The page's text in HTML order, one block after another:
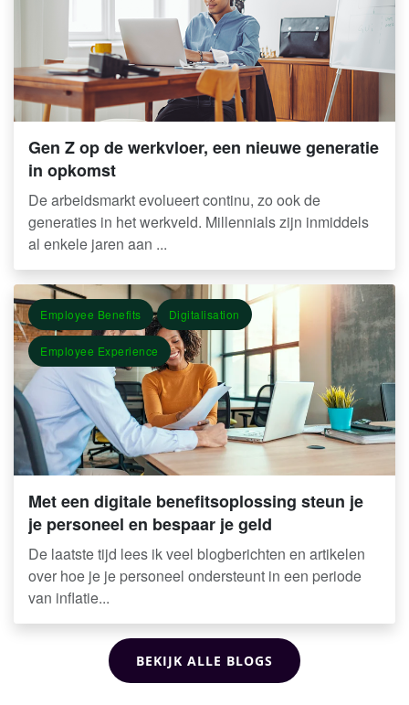
Gen Z op de werkvloer, een nieuwe generatie
in opkomst
De arbeidsmarkt evolueert continu, zo ook de
generaties in het werkveld. Millennials zijn inmiddels
al enkele jaren aan ...
Employee Benefits Digitalisation
Employee Experience
Met een digitale benefitsoplossing steun je
je personeel en bespaar je geld
De laatste tijd lees ik veel blogberichten en artikelen
over hoe je je personeel ondersteunt in een periode
van inflatie...
BEKIJK ALLE BLOGS